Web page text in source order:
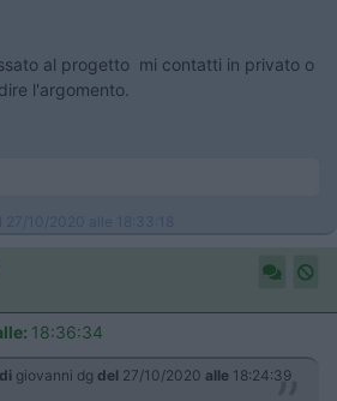
al progetto mi contatti in privato o
l'argomento.
10/2020 alle 18:33:18
18:36:34
giovanni dg del 27/10/2020 alle 18:24:39